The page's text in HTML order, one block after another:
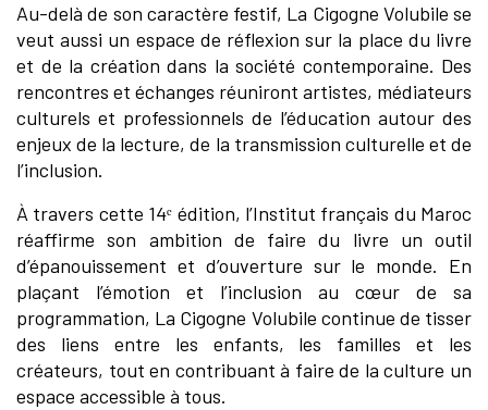
Au-delà de son caractère festif, La Cigogne Volubile se
veut aussi un espace de réflexion sur la place du livre
et de la création dans la société contemporaine. Des
rencontres et échanges réuniront artistes, médiateurs
culturels et professionnels de l’éducation autour des
enjeux de la lecture, de la transmission culturelle et de
l’inclusion.
À travers cette 14ᵉ édition, l’Institut français du Maroc
réaffirme son ambition de faire du livre un outil
d’épanouissement et d’ouverture sur le monde. En
plaçant l’émotion et l’inclusion au cœur de sa
programmation, La Cigogne Volubile continue de tisser
des liens entre les enfants, les familles et les
créateurs, tout en contribuant à faire de la culture un
espace accessible à tous.